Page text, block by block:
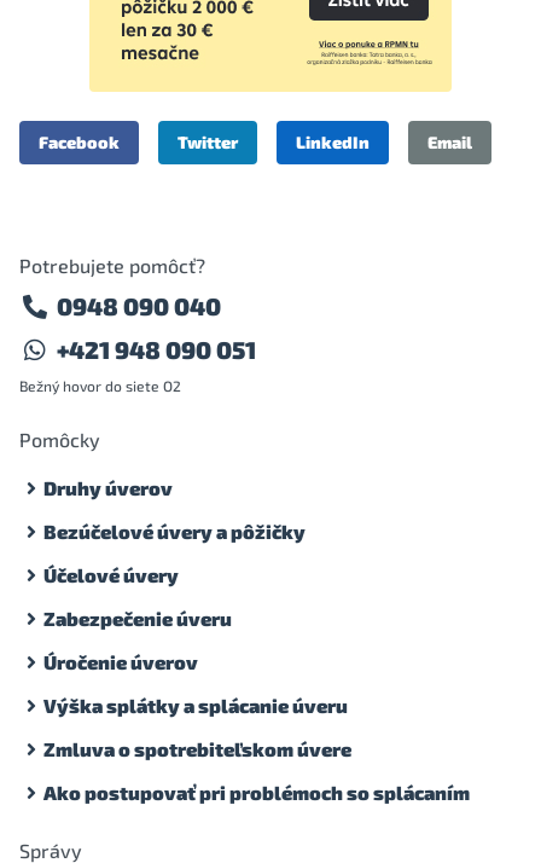
Facebook Twitter LinkedIn Email
Potrebujete pomôcť?
0948 090 040
+421 948 090 051
Bežný hovor do siete O2
Pomôcky
Druhy úverov
Bezúčelové úvery a pôžičky
Účelové úvery
Zabezpečenie úveru
Úročenie úverov
Výška splátky a splácanie úveru
Zmluva o spotrebiteľskom úvere
Ako postupovať pri problémoch so splácaním
Správy